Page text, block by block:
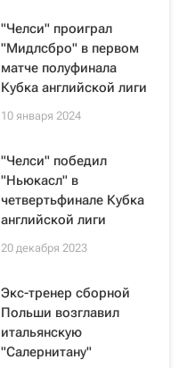
"Челси" проиграл
"Мидлсбро" в первом
матче полуфинала
Кубка английской лиги
10 января 2024
"Челси" победил
"Ньюкасл" в
четвертьфинале Кубка
английской лиги
20 декабря 2023
Экс-тренер сборной
Польши возглавил
итальянскую
"Салернитану"